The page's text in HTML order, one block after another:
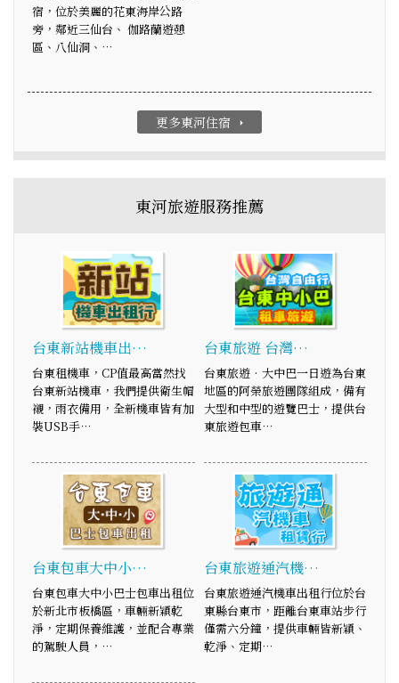
宿，位於美麗的花東海岸公路
旁，鄰近三仙台、 伽路蘭遊憩
區、八仙洞、…
更多東河住宿 arrow_right
東河旅遊服務推薦
台東新站機車出…
台東租機車，CP值最高當然找
台東新站機車，我們提供衛生帽
襯，雨衣備用，全新機車皆有加
裝USB手…
台東旅遊 台灣…
台東旅遊‧大中巴一日遊為台東
地區的阿榮旅遊團隊組成，備有
大型和中型的遊覽巴士，提供台
東旅遊包車…
台東包車大中小…
台東包車大中小巴士包車出租位
於新北市板橋區，車輛新穎乾
淨，定期保養維護，並配合專業
的駕駛人員，…
台東旅遊通汽機…
台東旅遊通汽機車出租行位於台
東縣台東市，距離台東車站步行
僅需六分鐘，提供車輛皆新穎、
乾淨、定期…